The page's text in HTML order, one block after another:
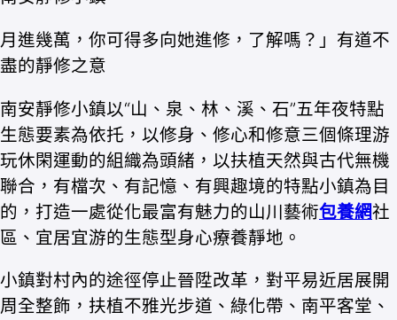
月進幾萬，你可得多向她進修，了解嗎？」有道不
盡的靜修之意
南安靜修小鎮以“山、泉、林、溪、石”五年夜特點
生態要素為依托，以修身、修心和修意三個條理游
玩休閑運動的組織為頭緒，以扶植天然與古代無機
聯合，有檔次、有記憶、有興趣境的特點小鎮為目
的，打造一處從化最富有魅力的山川藝術包養網社
區、宜居宜游的生態型身心療養靜地。
小鎮對村內的途徑停止晉陞改革，對平易近居展開
周全整飾，扶植不雅光步道、綠化帶、南平客堂、